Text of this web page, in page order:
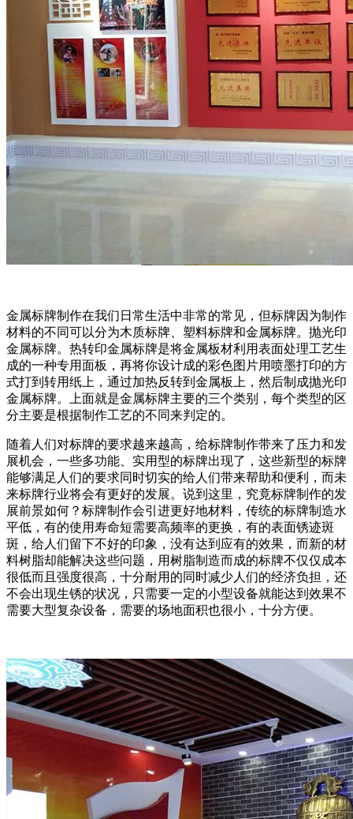
金属标牌制作在我们日常生活中非常的常见，但标牌因为制作
材料的不同可以分为木质标牌、塑料标牌和金属标牌。抛光印
金属标牌。热转印金属标牌是将金属板材利用表面处理工艺生
成的一种专用面板，再将你设计成的彩色图片用喷墨打印的方
式打到转用纸上，通过加热反转到金属板上，然后制成抛光印
金属标牌。上面就是金属标牌主要的三个类别，每个类型的区
分主要是根据制作工艺的不同来判定的。
随着人们对标牌的要求越来越高，给标牌制作带来了压力和发
展机会，一些多功能、实用型的标牌出现了，这些新型的标牌
能够满足人们的要求同时切实的给人们带来帮助和便利，而未
来标牌行业将会有更好的发展。说到这里，究竟标牌制作的发
展前景如何？标牌制作会引进更好地材料，传统的标牌制造水
平低，有的使用寿命短需要高频率的更换，有的表面锈迹斑
斑，给人们留下不好的印象，没有达到应有的效果，而新的材
料树脂却能解决这些问题，用树脂制造而成的标牌不仅仅成本
很低而且强度很高，十分耐用的同时减少人们的经济负担，还
不会出现生锈的状况，只需要一定的小型设备就能达到效果不
需要大型复杂设备，需要的场地面积也很小，十分方便。